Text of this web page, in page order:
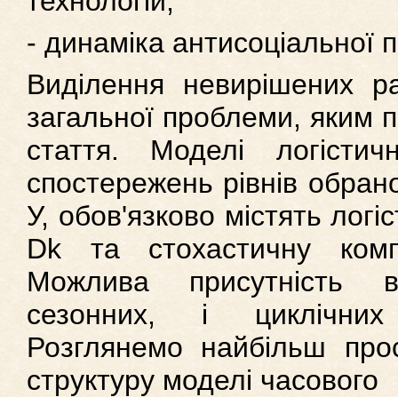
- динаміка антисоціальної
Виділення невирішених
загальної проблеми, яким
стаття. Моделі
спостережень рівнів
У, обов'язково містять
Dk та стохастичну
Можлива
сезонних, і
Розглянемо найбільш
структуру моделі часового